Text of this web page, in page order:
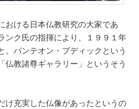
おける日本仏教研究の大家であ
ンク氏の指揮により、１９９１年
。パンテオン・ブディックという
仏教諸尊ギャラリー」というそう
け充実した仏像があったというの